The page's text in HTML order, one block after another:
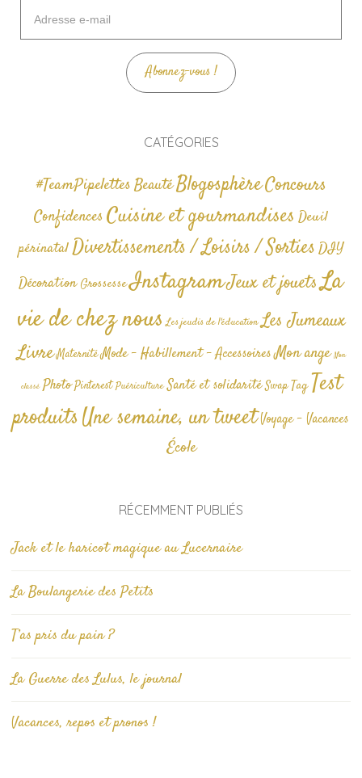
mail
Abonnez-vous !
CATÉGORIES
#TeamPipelettesBeautéBlogosphèreConcours
Confidences Cuisine et gourmandises Deuil
périnatalDivertissements / Loisirs / SortiesDIY
Décoration GrossesseInstagramJeux et jouetsLa
vie de chez nous Les jeudis de l'éducation Les Jumeaux
Livre Maternité Mode - Habillement - AccessoiresMon ange Non
classé Photo Pinterest Puériculture Santé et solidarité Swap TagTest
produitsUne semaine, un tweetVoyage - Vacances
École
RÉCEMMENT PUBLIÉS
Jack et le haricot magique au Lucernaire
La Boulangerie des Petits
T’as pris du pain ?
La Guerre des Lulus, le journal
Vacances, repos et pronos !